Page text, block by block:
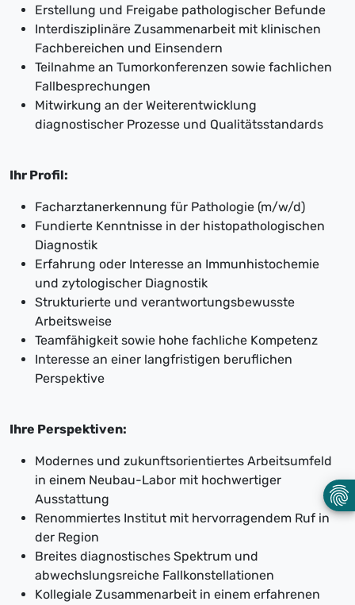
Erstellung und Freigabe pathologischer Befunde
Interdisziplinäre Zusammenarbeit mit klinischen
Fachbereichen und Einsendern
Teilnahme an Tumorkonferenzen sowie fachlichen
Fallbesprechungen
Mitwirkung an der Weiterentwicklung
diagnostischer Prozesse und Qualitätsstandards
Ihr Profil:
Facharztanerkennung für Pathologie (m/w/d)
Fundierte Kenntnisse in der histopathologischen
Diagnostik
Erfahrung oder Interesse an Immunhistochemie
und zytologischer Diagnostik
Strukturierte und verantwortungsbewusste
Arbeitsweise
Teamfähigkeit sowie hohe fachliche Kompetenz
Interesse an einer langfristigen beruflichen
Perspektive
Ihre Perspektiven:
Modernes und zukunftsorientiertes Arbeitsumfeld
in einem Neubau-Labor mit hochwertiger
Ausstattung
Renommiertes Institut mit hervorragendem Ruf in
der Region
Breites diagnostisches Spektrum und
abwechslungsreiche Fallkonstellationen
Kollegiale Zusammenarbeit in einem erfahrenen